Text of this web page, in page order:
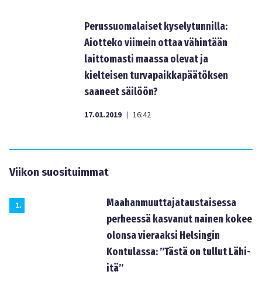
Perussuomalaiset kyselytunnilla:
Aiotteko viimein ottaa vähintään
laittomasti maassa olevat ja
kielteisen turvapaikkapäätöksen
saaneet säilöön?
17.01.2019 | 16:42
Viikon suosituimmat
1.
Maahanmuuttajataustaisessa
perheessä kasvanut nainen kokee
olonsa vieraaksi Helsingin
Kontulassa: ”Tästä on tullut Lähi-
itä”